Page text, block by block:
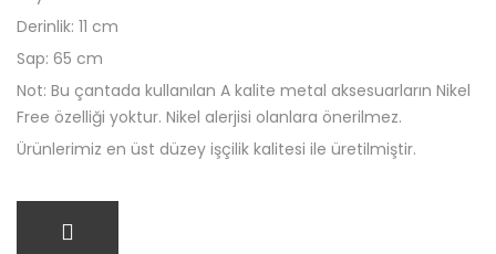
Derinlik: 11 cm
Sap: 65 cm
Not: Bu çantada kullanılan A kalite metal aksesuarların Nikel
Free özelliği yoktur. Nikel alerjisi olanlara önerilmez.
Ürünlerimiz en üst düzey işçilik kalitesi ile üretilmiştir.